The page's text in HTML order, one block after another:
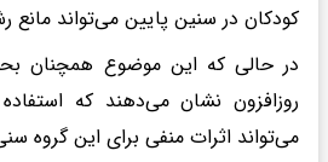
کودکان در سنین پایین می‌تواند
در حالی که این موضوع همچنان
روزافزون نشان می‌دهند که
می‌تواند اثرات منفی برای این گروه